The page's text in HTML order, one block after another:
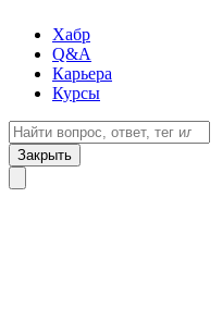
Хабр
Q&A
Карьера
Курсы
Закрыть